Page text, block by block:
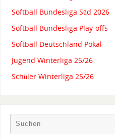
Softball Bundesliga Süd 2026
Softball Bundesliga Play-offs
Softball Deutschland Pokal
Jugend Winterliga 25/26
Schüler Winterliga 25/26